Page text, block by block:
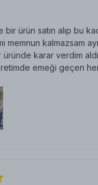
ürün satın alıp bu
memnun kalmazsam
karar verdim
emeği geçen